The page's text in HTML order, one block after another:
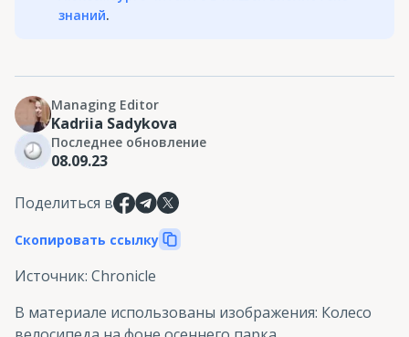
знаний.
Managing Editor
Kadriia Sadykova
Последнее обновление
08.09.23
Поделиться в
Скопировать ссылку
Источник: Chronicle
В материале использованы изображения: Колесо